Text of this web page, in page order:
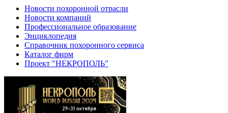
Новости похоронной отрасли
Новости компаний
Профессиональное образование
Энциклопедия
Справочник похоронного сервиса
Каталог фирм
Проект "НЕКРОПОЛЬ"